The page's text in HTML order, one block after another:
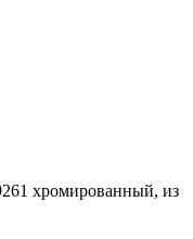
хромированный, из